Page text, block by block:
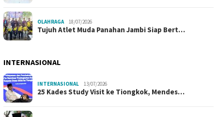
OLAHRAGA 18/07/2026
Tujuh Atlet Muda Panahan Jambi Siap Bert…
INTERNASIONAL
INTERNASIONAL 13/07/2026
25 Kades Study Visit ke Tiongkok, Mendes…